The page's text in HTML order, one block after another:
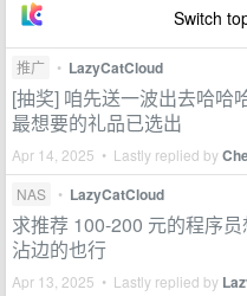
Switch
推广 • LazyCatCloud
[抽奖] 咱先送一波出去哈哈
最想要的礼品已选出
Apr 14, 2025 • Lastly replied by
NAS • LazyCatCloud
求推荐 100-200 元的程序
沾边的也行
Apr 13, 2025 • Lastly replied by